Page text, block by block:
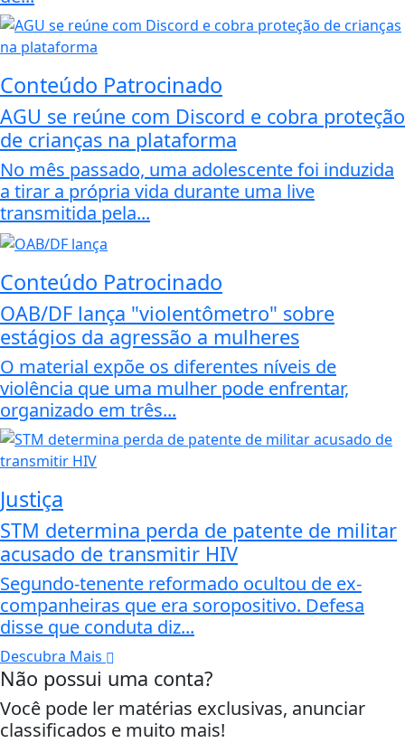
Conteúdo Patrocinado
AGU se reúne com Discord e cobra proteção
de crianças na plataforma
No mês passado, uma adolescente foi induzida
a tirar a própria vida durante uma live
transmitida pela...
Conteúdo Patrocinado
OAB/DF lança "violentômetro" sobre
estágios da agressão a mulheres
O material expõe os diferentes níveis de
violência que uma mulher pode enfrentar,
organizado em três...
Justiça
STM determina perda de patente de militar
acusado de transmitir HIV
Segundo-tenente reformado ocultou de ex-
companheiras que era soropositivo. Defesa
disse que conduta diz...
Descubra Mais
Não possui uma conta?
Você pode ler matérias exclusivas, anunciar
classificados e muito mais!